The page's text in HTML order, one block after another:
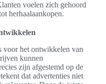
voelen zich gehoord
herhaalaankopen.
voor het ontwikkelen van
kunnen
zijn afgestemd op de
dat advertenties niet